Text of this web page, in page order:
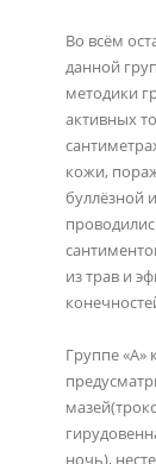
Во всём
данной
методики
активных
кожи,
буллёзной
из трав и
Группе «А»
ночь),